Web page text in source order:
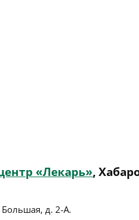
«Лекарь»,
Большая, д. 2-А.